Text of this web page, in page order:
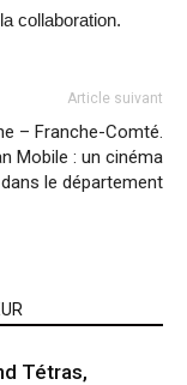
collaboration.
Article suivant
– Franche-Comté.
Mobile : un cinéma
le département
Tétras,